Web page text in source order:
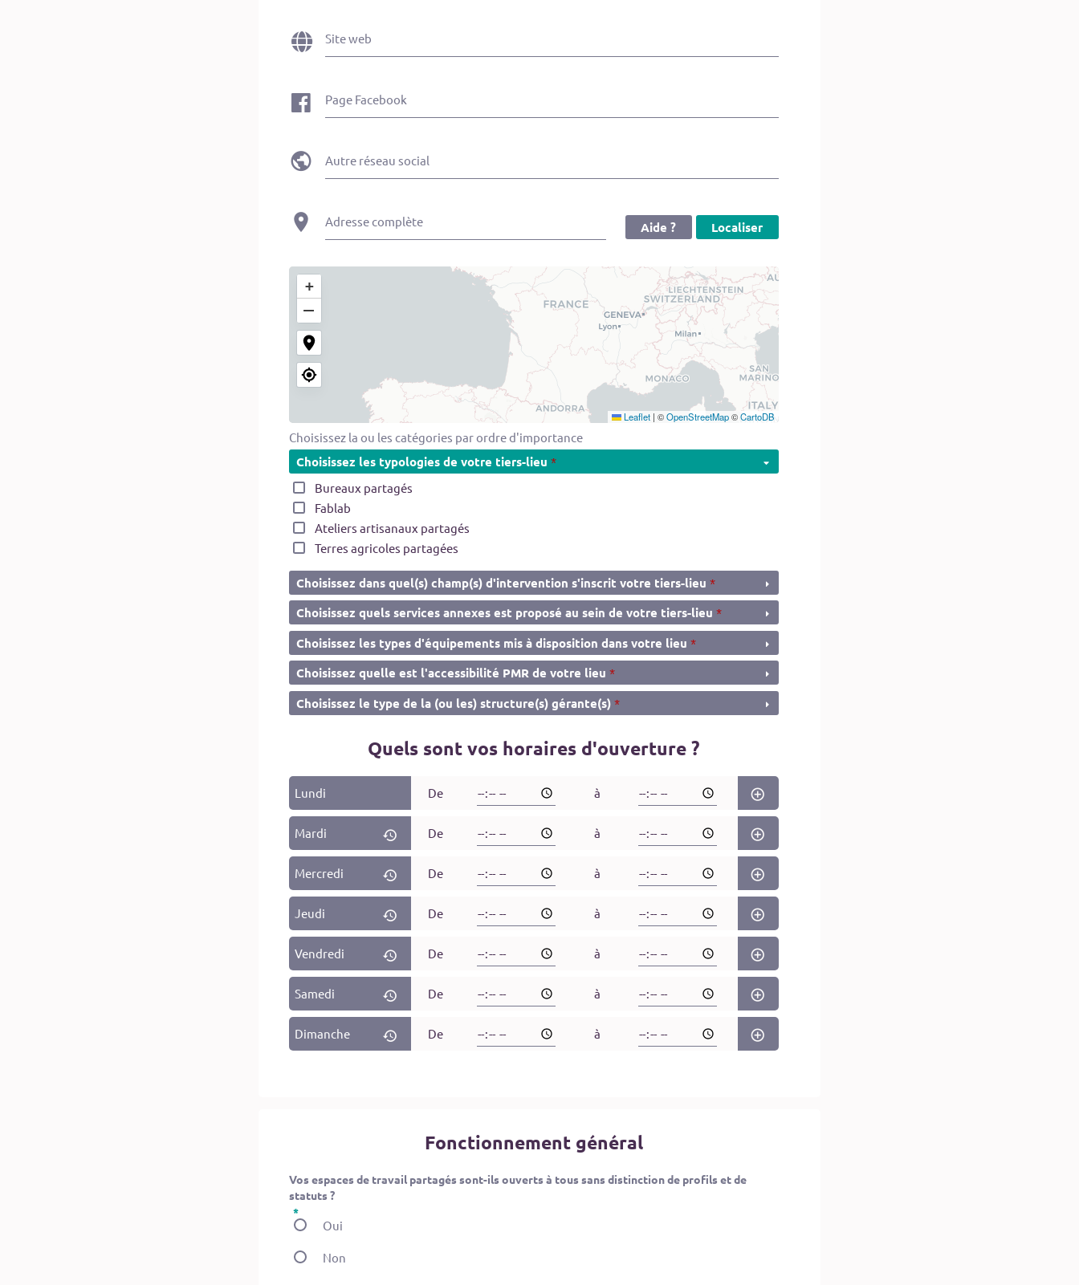
Site web
Page Facebook
Autre réseau social
Adresse complète Localiser
Aide ?
+
−
Leaflet | ©OpenStreetMap©CartoDB
Choisissez la ou les catégories par ordre d'importance
Choisissez les typologies de votre tiers-lieu
Bureaux partagés
Fablab
Ateliers artisanaux partagés
Terres agricoles partagées
Choisissez dans quel(s) champ(s) d'intervention s'inscrit votre tiers-lieu
Choisissez quels services annexes est proposé au sein de votre tiers-lieu
Choisissez les types d'équipements mis à disposition dans votre lieu
Choisissez quelle est l'accessibilité PMR de votre lieu
Choisissez le type de la (ou les) structure(s) gérante(s)
Quels sont vos horaires d'ouverture ?
Lundi De à
Mardi De à
Mercredi De à
Jeudi De à
Vendredi De à
Samedi De à
Dimanche De à
Fonctionnement général
Vos espaces de travail partagés sont-ils ouverts à tous sans distinction de profils et de
statuts ?
Oui
Non